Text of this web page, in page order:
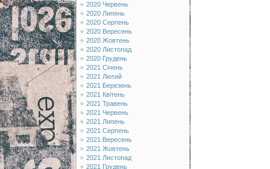
2020 Червень
2020 Липень
2020 Серпень
2020 Вересень
2020 Жовтень
2020 Листопад
2020 Грудень
2021 Січень
2021 Лютий
2021 Березень
2021 Квітень
2021 Травень
2021 Червень
2021 Липень
2021 Серпень
2021 Вересень
2021 Жовтень
2021 Листопад
2021 Грудень